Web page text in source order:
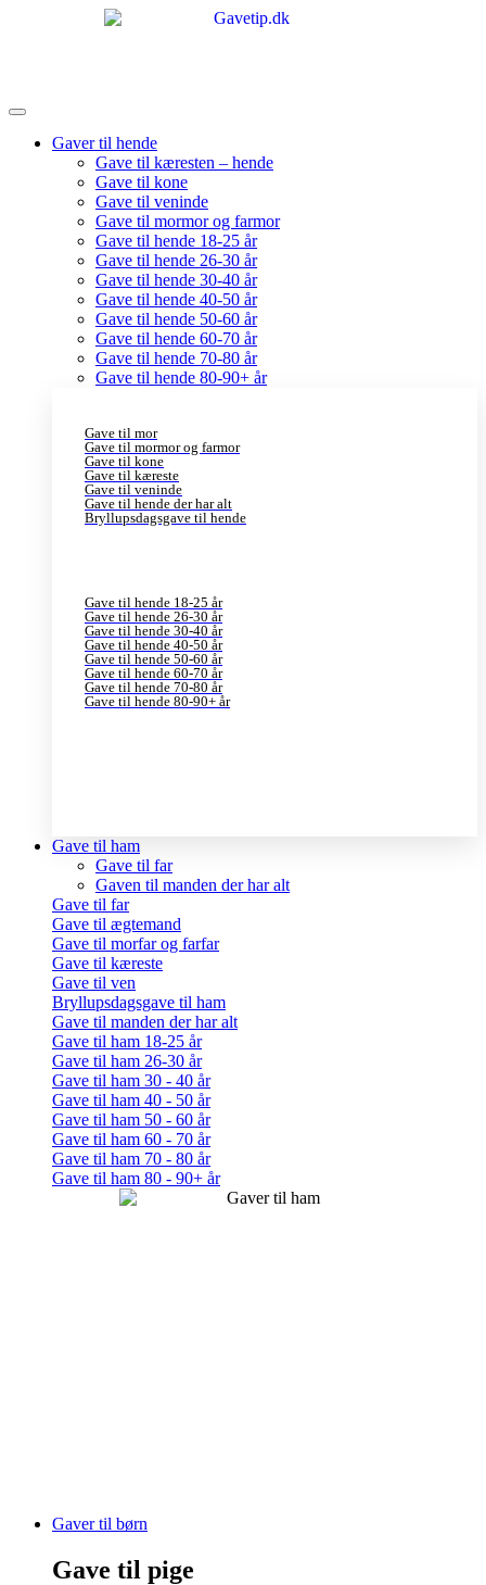
Gaver til hende
Gave til kæresten – hende
Gave til kone
Gave til veninde
Gave til mormor og farmor
Gave til hende 18-25 år
Gave til hende 26-30 år
Gave til hende 30-40 år
Gave til hende 40-50 år
Gave til hende 50-60 år
Gave til hende 60-70 år
Gave til hende 70-80 år
Gave til hende 80-90+ år
Gave til mor
Gave til mormor og farmor
Gave til kone
Gave til kæreste
Gave til veninde
Gave til hende der har alt
Bryllupsdagsgave til hende
Gave til hende 18-25 år
Gave til hende 26-30 år
Gave til hende 30-40 år
Gave til hende 40-50 år
Gave til hende 50-60 år
Gave til hende 60-70 år
Gave til hende 70-80 år
Gave til hende 80-90+ år
Gave til ham
Gave til far
Gaven til manden der har alt
Gave til far
Gave til ægtemand
Gave til morfar og farfar
Gave til kæreste
Gave til ven
Bryllupsdagsgave til ham
Gave til manden der har alt
Gave til ham 18-25 år
Gave til ham 26-30 år
Gave til ham 30 - 40 år
Gave til ham 40 - 50 år
Gave til ham 50 - 60 år
Gave til ham 60 - 70 år
Gave til ham 70 - 80 år
Gave til ham 80 - 90+ år
Gaver til børn
Gave til pige